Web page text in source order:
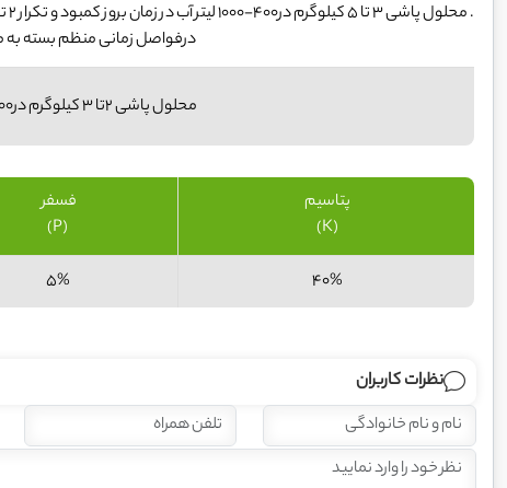
درفواصل زمانی منظم بسته به
محلول پاشی ۲تا ۳ کیلوگرم در۴۰۰-۱۰۰۰ لیتر آب
فسفر
(P)
پتاسیم
(K)
5% 40%
نظرات کاربران